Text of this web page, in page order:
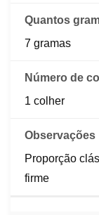
7 gramas
1 colher
Proporção
firme